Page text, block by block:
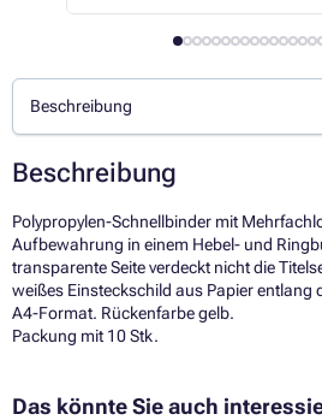
Beschreibung
Beschreibung
Polypropylen-Schnellbinder mit
Aufbewahrung in einem Hebel- und
transparente Seite verdeckt nicht die
weißes Einsteckschild aus Papier entlang
A4-Format. Rückenfarbe gelb.
Packung mit 10 Stk.
Das könnte Sie auch